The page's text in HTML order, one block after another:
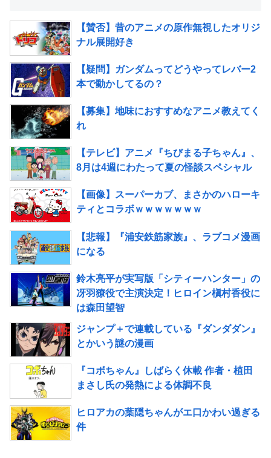
【賛否】昔のアニメの原作無視したオリジ
ナル展開好き
【疑問】ガンダムってどうやってレバー2
本で動かしてるの？
【募集】地味におすすめなアニメ教えてく
れ
【テレビ】アニメ『ちびまる子ちゃん』、
8月は4週にわたって夏の怪談スペシャル
【画像】スーパーカブ、まさかのハローキ
ティとコラボｗｗｗｗｗｗｗ
【悲報】『浦安鉄筋家族』、ラブコメ漫画
になる
鈴木亮平が実写版「シティーハンター」の
冴羽獠役で主演決定！ヒロイン槇村香役に
は森田望智
ジャンプ＋で連載している『ダンダダン』
とかいう謎の漫画
『コボちゃん』しばらく休載 作者・植田
まさし氏の発熱による体調不良
ヒロアカの葉隠ちゃんがエ口かわい過ぎる
件